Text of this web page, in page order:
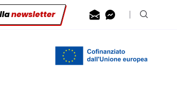
newsletter Contattaci via
Contattaci
Cerca